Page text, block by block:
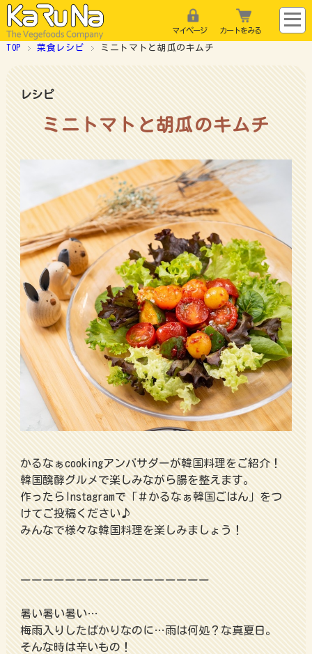
マイページ カートをみる
TOP 菜食レシピ ミニトマトと胡瓜のキムチ
レシピ
ミニトマトと胡瓜のキムチ
かるなぁcookingアンバサダーが韓国料理をご紹介！
韓国醗酵グルメで楽しみながら腸を整えます。
作ったらInstagramで「＃かるなぁ韓国ごはん」をつ
けてご投稿ください♪
みんなで様々な韓国料理を楽しみましょう！
ーーーーーーーーーーーーーーーーー
暑い暑い暑い…
梅雨入りしたばかりなのに…雨は何処？な真夏日。
そんな時は辛いもの！